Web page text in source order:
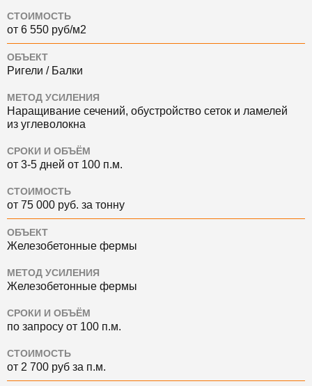
СТОИМОСТЬ
от 6 550 руб/м2
ОБЪЕКТ
Ригели / Балки
МЕТОД УСИЛЕНИЯ
Наращивание сечений, обустройство сеток и ламелей
из углеволокна
СРОКИ И ОБЪЁМ
от 3-5 дней от 100 п.м.
СТОИМОСТЬ
от 75 000 руб. за тонну
ОБЪЕКТ
Железобетонные фермы
МЕТОД УСИЛЕНИЯ
Железобетонные фермы
СРОКИ И ОБЪЁМ
по запросу от 100 п.м.
СТОИМОСТЬ
от 2 700 руб за п.м.